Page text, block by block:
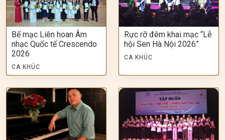
Bế mạc Liên hoan Âm
nhạc Quốc tế Crescendo
2026
CA KHÚC
Rực rỡ đêm khai mạc “Lễ
hội Sen Hà Nội 2026”
CA KHÚC